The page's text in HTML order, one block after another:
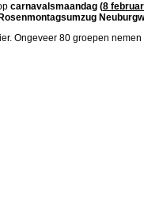
carnavalsmaandag (8
Rosenmontagsumzug
Ongeveer 80 groepen